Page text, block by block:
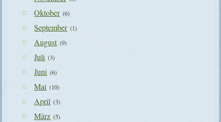
Oktober (6)
September (1)
August (9)
Juli (3)
Juni (6)
Mai (10)
April (3)
März (5)